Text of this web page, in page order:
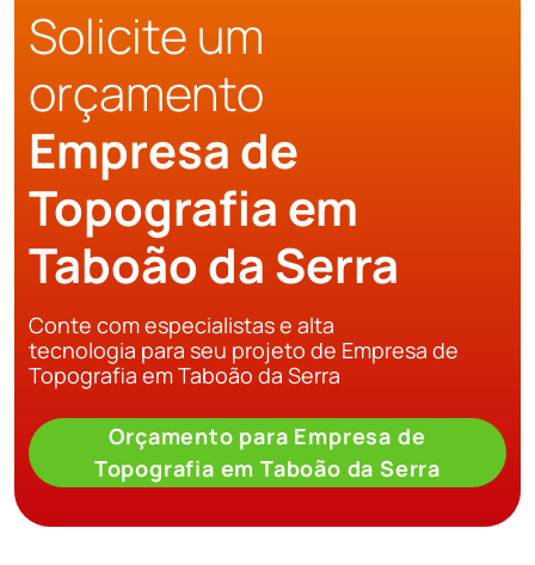
Solicite um
orçamento
Empresa de
Topografia em
Taboão da Serra
Conte com especialistas e alta
tecnologia para seu projeto de Empresa de
Topografia em Taboão da Serra
Orçamento para Empresa de
Topografia em Taboão da Serra